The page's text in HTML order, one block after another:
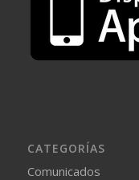
CATEGORÍAS
Comunicados